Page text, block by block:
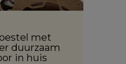
met
duurzaam
in huis